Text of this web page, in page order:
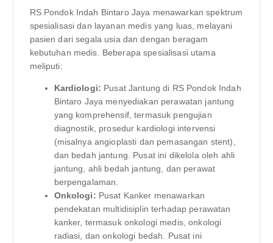
RS Pondok Indah Bintaro Jaya menawarkan spektrum
spesialisasi dan layanan medis yang luas, melayani
pasien dari segala usia dan dengan beragam
kebutuhan medis. Beberapa spesialisasi utama
meliputi:
Kardiologi: Pusat Jantung di RS Pondok Indah
Bintaro Jaya menyediakan perawatan jantung
yang komprehensif, termasuk pengujian
diagnostik, prosedur kardiologi intervensi
(misalnya angioplasti dan pemasangan stent),
dan bedah jantung. Pusat ini dikelola oleh ahli
jantung, ahli bedah jantung, dan perawat
berpengalaman.
Onkologi: Pusat Kanker menawarkan
pendekatan multidisiplin terhadap perawatan
kanker, termasuk onkologi medis, onkologi
radiasi, dan onkologi bedah. Pusat ini